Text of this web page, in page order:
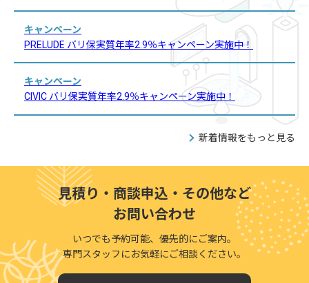
キャンペーン
PRELUDE バリ保実質年率2.9％キャンペーン実施中！
キャンペーン
CIVIC バリ保実質年率2.9％キャンペーン実施中！
新着情報をもっと見る
見積り・商談申込・その他など
お問い合わせ
いつでも予約可能、優先的にご案内。
専門スタッフにお気軽にご相談ください。